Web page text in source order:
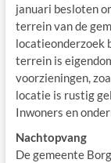
januari besloten
terrein van de
locatieonderzoek
terrein is
voorzieningen,
locatie is rustig
Inwoners en
Nachtopvang
De gemeente